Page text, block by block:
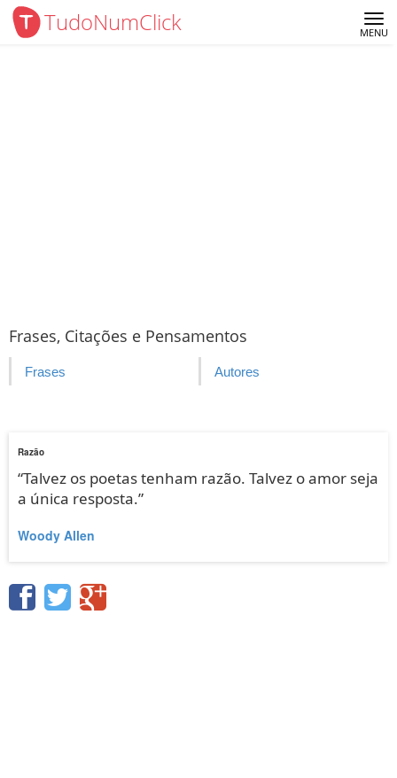
TudoNumClick MENU
Frases, Citações e Pensamentos
Frases Autores
Razão
“Talvez os poetas tenham razão. Talvez o amor seja
a única resposta.”
Woody Allen